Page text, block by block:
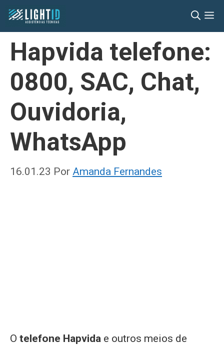
Pular
para
conteúdo
Hapvida telefone:
0800, SAC, Chat,
Ouvidoria,
WhatsApp
16.01.23 Por Amanda Fernandes
O telefone Hapvida e outros meios de